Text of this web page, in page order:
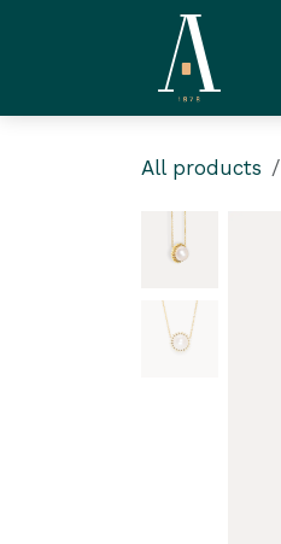
All products